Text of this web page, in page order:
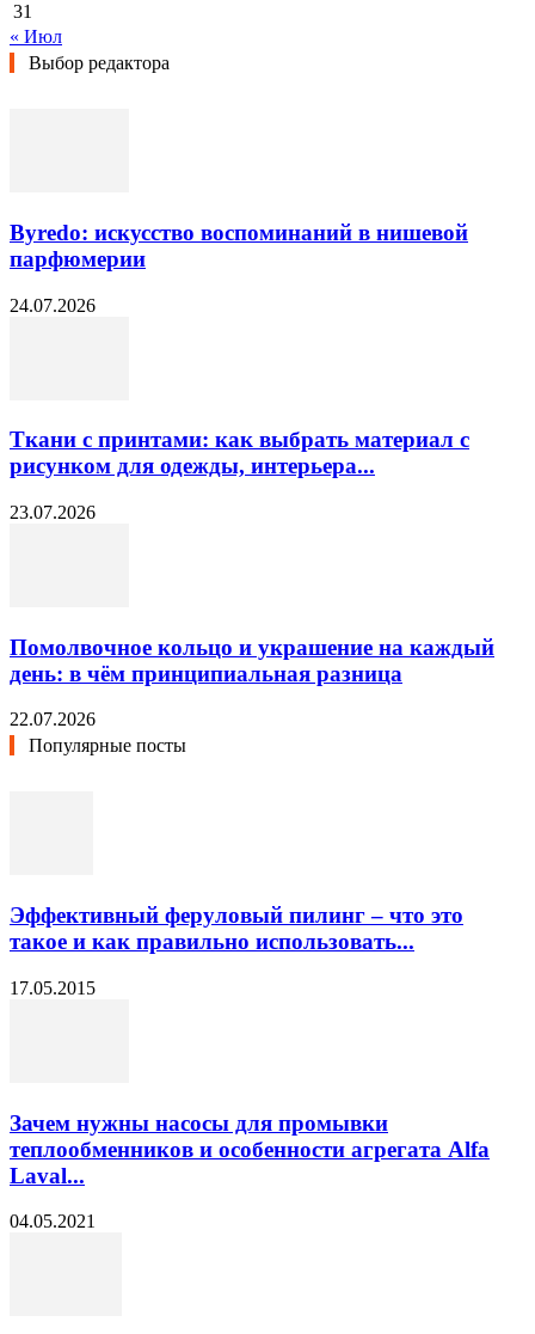
31
« Июл
Выбор редактора
Byredo: искусство воспоминаний в нишевой
парфюмерии
24.07.2026
Ткани с принтами: как выбрать материал с
рисунком для одежды, интерьера...
23.07.2026
Помолвочное кольцо и украшение на каждый
день: в чём принципиальная разница
22.07.2026
Популярные посты
Эффективный феруловый пилинг – что это
такое и как правильно использовать...
17.05.2015
Зачем нужны насосы для промывки
теплообменников и особенности агрегата Alfa
Laval...
04.05.2021